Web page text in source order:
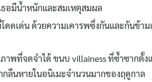
อมีน้ำหนักและสมเหตุสมผล
ดเด่น ด้วยความเคารพซึ่งกันและกันข้าม
าพที่จดจำได้ ขนบ villainess ที่ซ้ำซากตั้ง
ลืนหายในอนิเมะจำนวนมากของฤดูกาล